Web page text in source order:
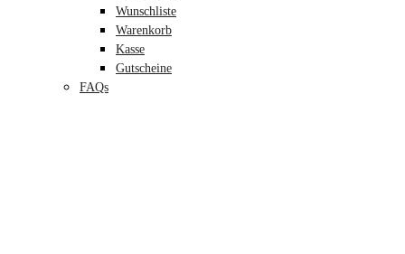
Wunschliste
Warenkorb
Kasse
Gutscheine
FAQs